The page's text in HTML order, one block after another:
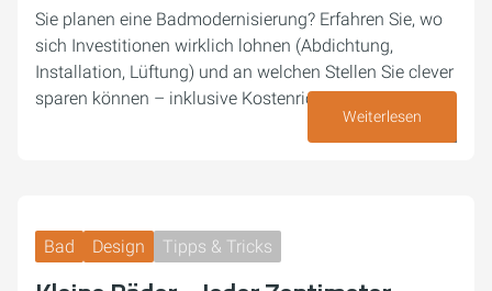
Sie planen eine Badmodernisierung? Erfahren Sie, wo
sich Investitionen wirklich lohnen (Abdichtung,
Installation, Lüftung) und an welchen Stellen Sie clever
sparen können – inklusive Kostenrichtwerten.
Weiterlesen
Bad Design Tipps & Tricks